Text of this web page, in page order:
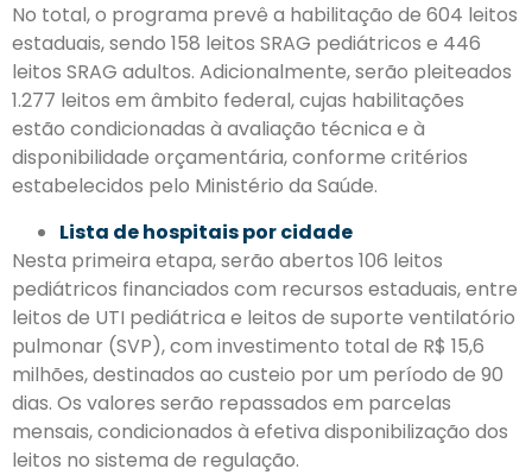
No total, o programa prevê a habilitação de 604 leitos
estaduais, sendo 158 leitos SRAG pediátricos e 446
leitos SRAG adultos. Adicionalmente, serão pleiteados
1.277 leitos em âmbito federal, cujas habilitações
estão condicionadas à avaliação técnica e à
disponibilidade orçamentária, conforme critérios
estabelecidos pelo Ministério da Saúde.
Lista de hospitais por cidade
Nesta primeira etapa, serão abertos 106 leitos
pediátricos financiados com recursos estaduais, entre
leitos de UTI pediátrica e leitos de suporte ventilatório
pulmonar (SVP), com investimento total de R$ 15,6
milhões, destinados ao custeio por um período de 90
dias. Os valores serão repassados em parcelas
mensais, condicionados à efetiva disponibilização dos
leitos no sistema de regulação.